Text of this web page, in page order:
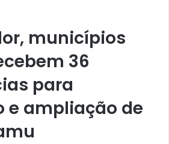
municípios
36
para
e ampliação de